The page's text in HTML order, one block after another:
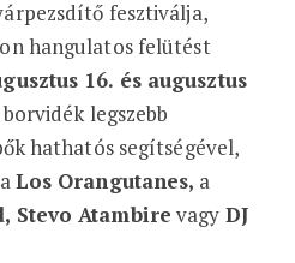
fesztiválja,
hangulatos felütést
16. és augusztus
legszebb
hathatós segítségével,
aLos Orangutanes, a
Stevo Atambire vagy DJ